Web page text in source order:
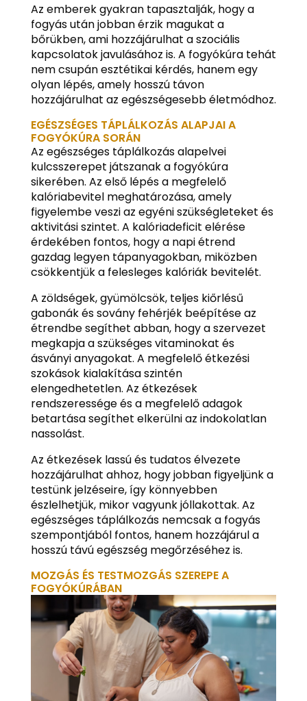
Az emberek gyakran tapasztalják, hogy a
fogyás után jobban érzik magukat a
bőrükben, ami hozzájárulhat a szociális
kapcsolatok javulásához is. A fogyókúra tehát
nem csupán esztétikai kérdés, hanem egy
olyan lépés, amely hosszú távon
hozzájárulhat az egészségesebb életmódhoz.
EGÉSZSÉGES TÁPLÁLKOZÁS ALAPJAI A
FOGYÓKÚRA SORÁN
Az egészséges táplálkozás alapelvei
kulcsszerepet játszanak a fogyókúra
sikerében. Az első lépés a megfelelő
kalóriabevitel meghatározása, amely
figyelembe veszi az egyéni szükségleteket és
aktivitási szintet. A kalóriadeficit elérése
érdekében fontos, hogy a napi étrend
gazdag legyen tápanyagokban, miközben
csökkentjük a felesleges kalóriák bevitelét.
A zöldségek, gyümölcsök, teljes kiőrlésű
gabonák és sovány fehérjék beépítése az
étrendbe segíthet abban, hogy a szervezet
megkapja a szükséges vitaminokat és
ásványi anyagokat. A megfelelő étkezési
szokások kialakítása szintén
elengedhetetlen. Az étkezések
rendszeressége és a megfelelő adagok
betartása segíthet elkerülni az indokolatlan
nassolást.
Az étkezések lassú és tudatos élvezete
hozzájárulhat ahhoz, hogy jobban figyeljünk a
testünk jelzéseire, így könnyebben
észlelhetjük, mikor vagyunk jóllakottak. Az
egészséges táplálkozás nemcsak a fogyás
szempontjából fontos, hanem hozzájárul a
hosszú távú egészség megőrzéséhez is.
MOZGÁS ÉS TESTMOZGÁS SZEREPE A
FOGYÓKÚRÁBAN